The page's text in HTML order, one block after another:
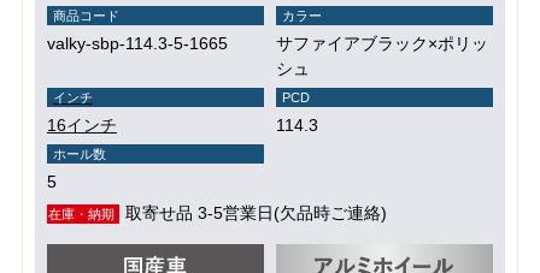
商品コード
valky-sbp-114.3-5-1665
カラー
サファイアブラック×ポリッ
シュ
インチ
16インチ
PCD
114.3
ホール数
5
在庫・納期 取寄せ品 3-5営業日(欠品時ご連絡)